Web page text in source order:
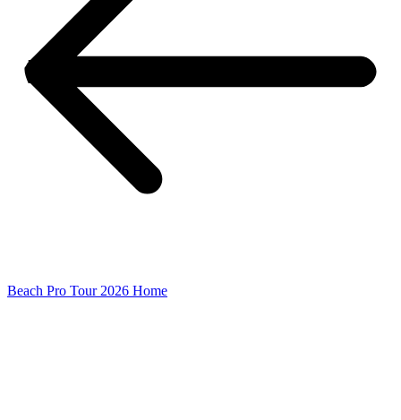
Beach Pro Tour 2026 Home